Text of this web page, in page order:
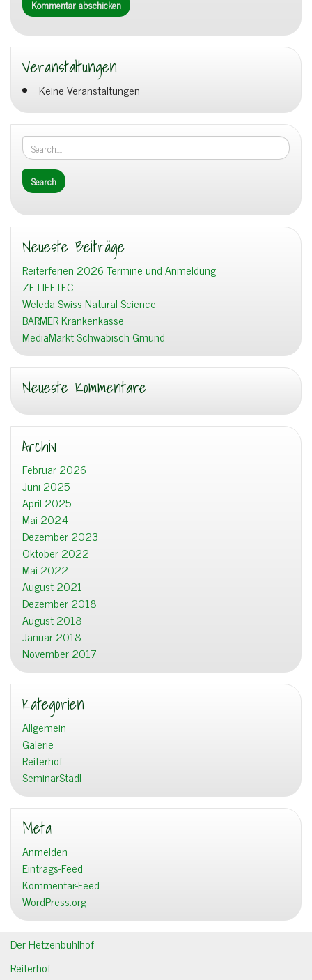
Veranstaltungen
Keine Veranstaltungen
Neueste Beiträge
Reiterferien 2026 Termine und Anmeldung
ZF LIFETEC
Weleda Swiss Natural Science
BARMER Krankenkasse
MediaMarkt Schwäbisch Gmünd
Neueste Kommentare
Archiv
Februar 2026
Juni 2025
April 2025
Mai 2024
Dezember 2023
Oktober 2022
Mai 2022
August 2021
Dezember 2018
August 2018
Januar 2018
November 2017
Kategorien
Allgemein
Galerie
Reiterhof
SeminarStadl
Meta
Anmelden
Eintrags-Feed
Kommentar-Feed
WordPress.org
Der Hetzenbühlhof
Reiterhof